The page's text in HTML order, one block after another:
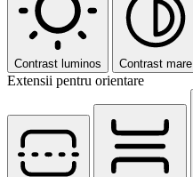
Contrast luminos Contrast mare
Extensii pentru orientare